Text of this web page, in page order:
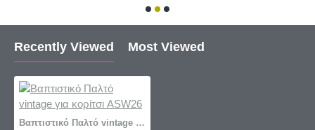
Recently Viewed Most Viewed
Βαπτιστικό Παλτό vintage για κορίτσι ASW26